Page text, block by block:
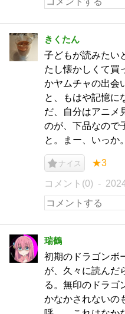
きくたん
子どもが読みたい
たし懐かしくて買
かヤムチャの出会
と、もはや記憶に
だ、自分はアニメ
のが、下品なので
と。まー、いっか。
ナイス ★3
コメント(0)
瑞鶴
初期のドラゴンボ
が、久々に読んだ
る。無印のドラゴ
かなかされないの